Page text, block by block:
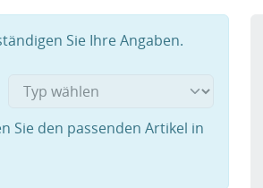
Sie Ihre Angaben.
Sie den passenden Artikel in